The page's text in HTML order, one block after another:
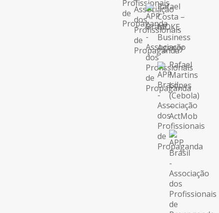
Rafael
Costa –
MOKE
Business
Agency
Rafael
Martins
Lopes
(Cebola)
–
ActMob